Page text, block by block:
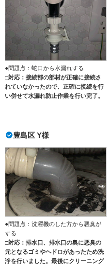
●問題点：蛇口から水漏れする
□対応：接続部の部材が正確に接続さ
れていなかったので、正確に接続を行
い併せて水漏れ防止作業を行い完了。
豊島区 Y様
●問題点：洗濯機のした方から悪臭が
する
□対応：排水口、排水口の奥に悪臭の
元となるゴミやヘドロがあったため洗
浄を行いました。最後にクリーニング